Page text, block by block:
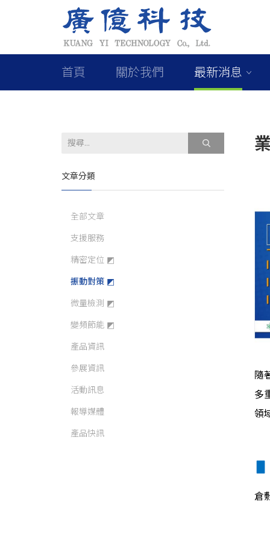
首頁 關於我們 最新消息
文章分類
全部文章
支援服務
精密定位 ◩
振動對策 ◩
微量檢測 ◩
變頻節能 ◩
產品資訊
參展資訊
活動訊息
報導媒體
產品快訊
隨
多
領
倉